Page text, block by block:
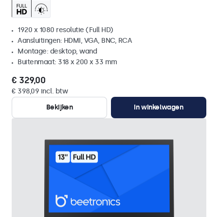
1920 x 1080 resolutie (Full HD)
Aansluitingen: HDMI, VGA, BNC, RCA
Montage: desktop, wand
Buitenmaat: 318 x 200 x 33 mm
€ 329,00
€ 398,09 incl. btw
Bekijken
In winkelwagen